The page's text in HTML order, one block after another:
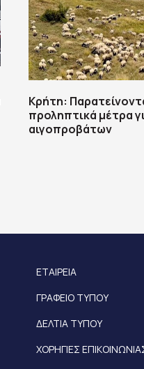
Κρήτη:
προληπτικά μέτρα
αιγοπροβάτων
ΕΤΑΙΡΕΙΑ
ΓΡΑΦΕΙΟ ΤΥΠΟΥ
ΔΕΛΤΙΑ ΤΥΠΟΥ
ΧΟΡΗΓΙΕΣ